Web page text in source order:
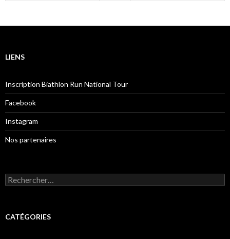
LIENS
Inscription Biathlon Run National Tour
Facebook
Instagram
Nos partenaires
Rechercher :
CATÉGORIES